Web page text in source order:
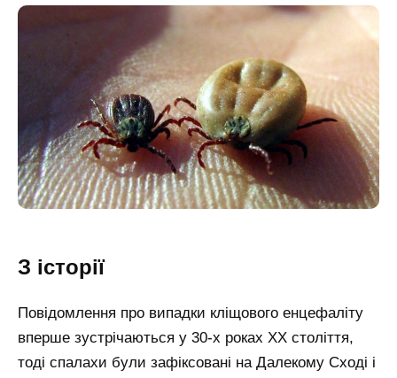
З історії
Повідомлення про випадки кліщового енцефаліту
вперше зустрічаються у 30-х роках ХХ століття,
тоді спалахи були зафіксовані на Далекому Сході і